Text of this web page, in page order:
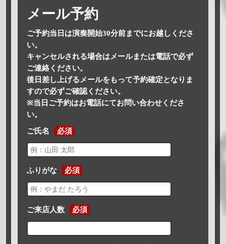
メール予約
ご予約当日は演奏開始30分前までにお越しくださ
い。
キャンセルされる場合はメールまたは電話で必ず
ご連絡ください。
後日差し上げるメールをもって予約確定となりま
すので必ずご確認ください。
※当日ご予約はお電話にてお問い合わせくださ
い。
ご氏名 必須
ふりがな 必須
ご来店人数 必須